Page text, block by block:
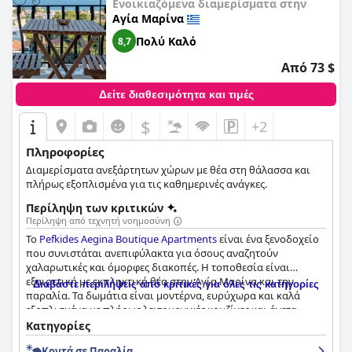
Ενοικιαζόμενα διαμερίσματα στην
Αγία Μαρίνα
8,7 Πολύ Καλό
Από 73 $
Δείτε διαθεσιμότητα και τιμές
$ +2
Πληροφορίες
Διαμερίσματα ανεξάρτητων χώρων με θέα στη θάλασσα και
πλήρως εξοπλισμένα για τις καθημερινές ανάγκες.
Περίληψη των κριτικών
Περίληψη από τεχνητή νοημοσύνη
Το Pefkides Aegina Boutique Apartmentsείναι ένα ξενοδοχείο
που συνιστάται ανεπιφύλακτα για όσους αναζητούν
χαλαρωτικές και όμορφες διακοπές. Η τοποθεσία είναι
εξαιρετική με εκπληκτική θέα στην Αγία Μαρίνα και την
παραλία. Τα δωμάτια είναι μοντέρνα, ευρύχωρα και καλά
εξοπλισμένα με πλήρως λειτουργικές κουζίνες και άνετα
κρεβάτια. Το ξενοδοχείο λαμβάνει σοβαρά υπόψη του τα
μέτρα COVID-19, διασφαλίζοντας ότι τα πάντα
Διαβάστε περιλήψεις από κριτικές για όλες τις κατηγορίες
Κατηγορίες